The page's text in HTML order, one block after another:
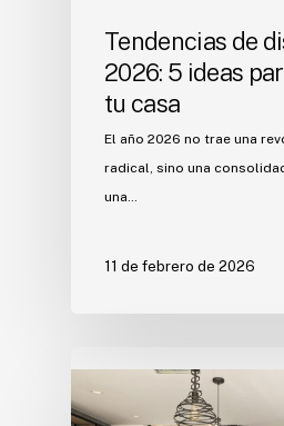
Tendencias de
2026: 5 ideas
tu casa
El año 2026 no trae una
radical, sino una
una…
11 de febrero de 2026